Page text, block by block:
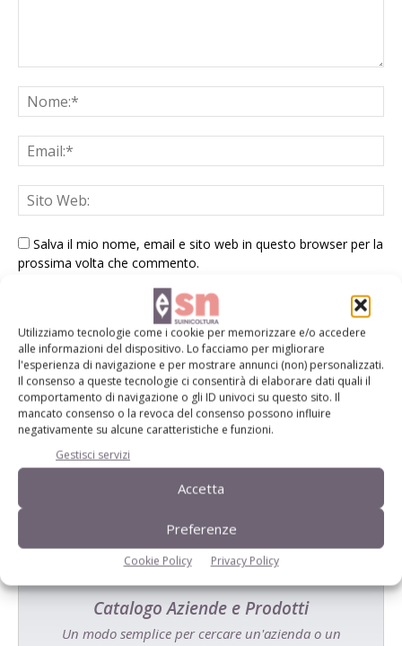
Utilizziamo tecnologie come i cookie per memorizzare e/o accedere
alle informazioni del dispositivo. Lo facciamo per migliorare
l'esperienza di navigazione e per mostrare annunci (non) personalizzati.
Il consenso a queste tecnologie ci consentirà di elaborare dati quali il
comportamento di navigazione o gli ID univoci su questo sito. Il
mancato consenso o la revoca del consenso possono influire
negativamente su alcune caratteristiche e funzioni.
Gestisci servizi
Accetta
Preferenze
Cookie Policy Privacy Policy
Salva il mio nome, email e sito web in questo browser per la
prossima volta che commento.
E-magazine
Tecniche, prodotti e servizi dalle aziende
Catalogo Aziende e Prodotti
Un modo semplice per cercare un'azienda o un